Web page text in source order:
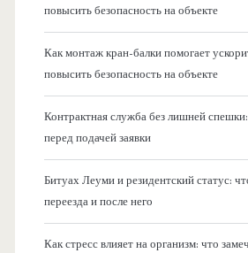
повысить безопасность на объекте
Как монтаж кран-балки помогает
повысить безопасность на объекте
Контрактная служба без лишней
перед подачей заявки
Битуах Леуми и резидентский статус:
переезда и после него
Как стресс влияет на организм: что